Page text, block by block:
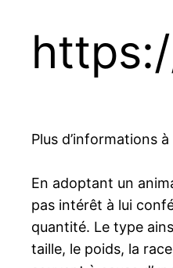
Plus d’informations
En adoptant un
pas intérêt à lui
quantité. Le type
taille, le poids, la